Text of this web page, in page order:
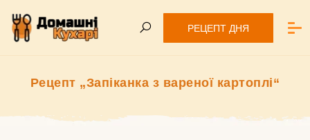
РЕЦЕПТ ДНЯ
Рецепт „Запіканка з вареної картоплі“